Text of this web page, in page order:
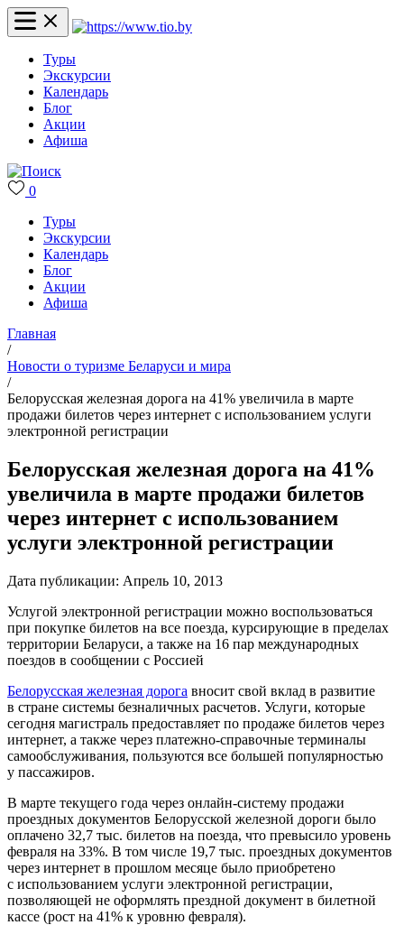
Туры
Экскурсии
Календарь
Блог
Акции
Афиша
0
Туры
Экскурсии
Календарь
Блог
Акции
Афиша
Главная
/
Новости о туризме Беларуси и мира
/
Белорусская железная дорога на 41% увеличила в марте
продажи билетов через интернет с использованием услуги
электронной регистрации
Белорусская железная дорога на 41%
увеличила в марте продажи билетов
через интернет с использованием
услуги электронной регистрации
Дата публикации: Апрель 10, 2013
Услугой электронной регистрации можно воспользоваться
при покупке билетов на все поезда, курсирующие в пределах
территории Беларуси, а также на 16 пар международных
поездов в сообщении с Россией
Белорусская железная дорога вносит свой вклад в развитие
в стране системы безналичных расчетов. Услуги, которые
сегодня магистраль предоставляет по продаже билетов через
интернет, а также через платежно-справочные терминалы
самообслуживания, пользуются все большей популярностью
у пассажиров.
В марте текущего года через онлайн-систему продажи
проездных документов Белорусской железной дороги было
оплачено 32,7 тыс. билетов на поезда, что превысило уровень
февраля на 33%. В том числе 19,7 тыс. проездных документов
через интернет в прошлом месяце было приобретено
с использованием услуги электронной регистрации,
позволяющей не оформлять прездной документ в билетной
кассе (рост на 41% к уровню февраля).